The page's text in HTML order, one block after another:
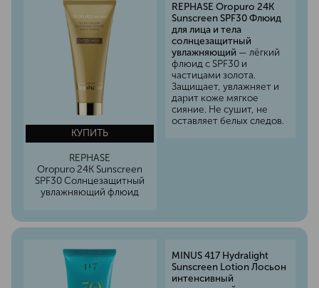
КУПИТЬ
REPHASE
Oropuro 24K Sunscreen
SPF30 Солнцезащитный
увлажняющий флюид
REPHASE Oropuro 24K
Sunscreen SPF30 Флюид
для лица и тела
солнцезащитный
увлажняющий — лёгкий
флюид с SPF30 и
частицами золота.
Защищает, увлажняет и
дарит коже мягкое
сияние. Не сушит, не
оставляет белых следов.
MINUS 417 Hydralight
Sunscreen Lotion Лосьон
интенсивный